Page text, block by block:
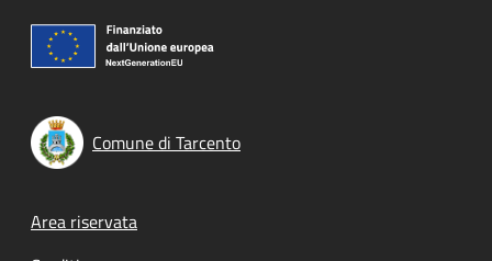
Comune di Tarcento
Footer menu
Area riservata